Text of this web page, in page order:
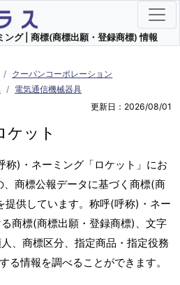
ング | 商標(商標出願・登録商標) 情報
クーパンコーポレーション
電気通信機械器具
更新日：2026/08/01
ケット
称)・ネーミング「ロケット」にお
、商標公報データに基づく商標(商
提供しています。称呼(呼称)・ネー
商標(商標出願・登録商標)、文字
、商標区分、指定商品・指定役務
る情報を調べることができます。